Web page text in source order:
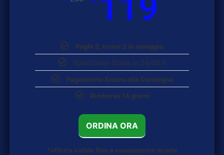
Paghi 2, ricevi 2 in omaggio
Spedizione Gratis in 24/48 h
Pagamento Sicuro alla Consegna
Rimborso 14 giorni
ORDINA ORA
*offerta valida fino a esaurimento scorte